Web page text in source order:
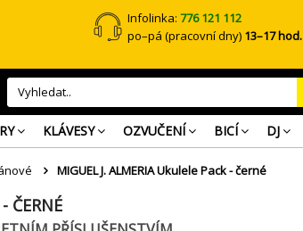
Infolinka:776 121 112
po–pá (pracovní dny) 13–17 hod.
KLÁVESY OZVUČENÍ BICÍ DJ
MIGUEL J. ALMERIA Ukulele Pack - černé
ČERNÉ